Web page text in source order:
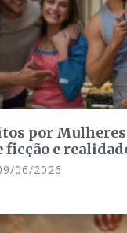
por
e
06/2026